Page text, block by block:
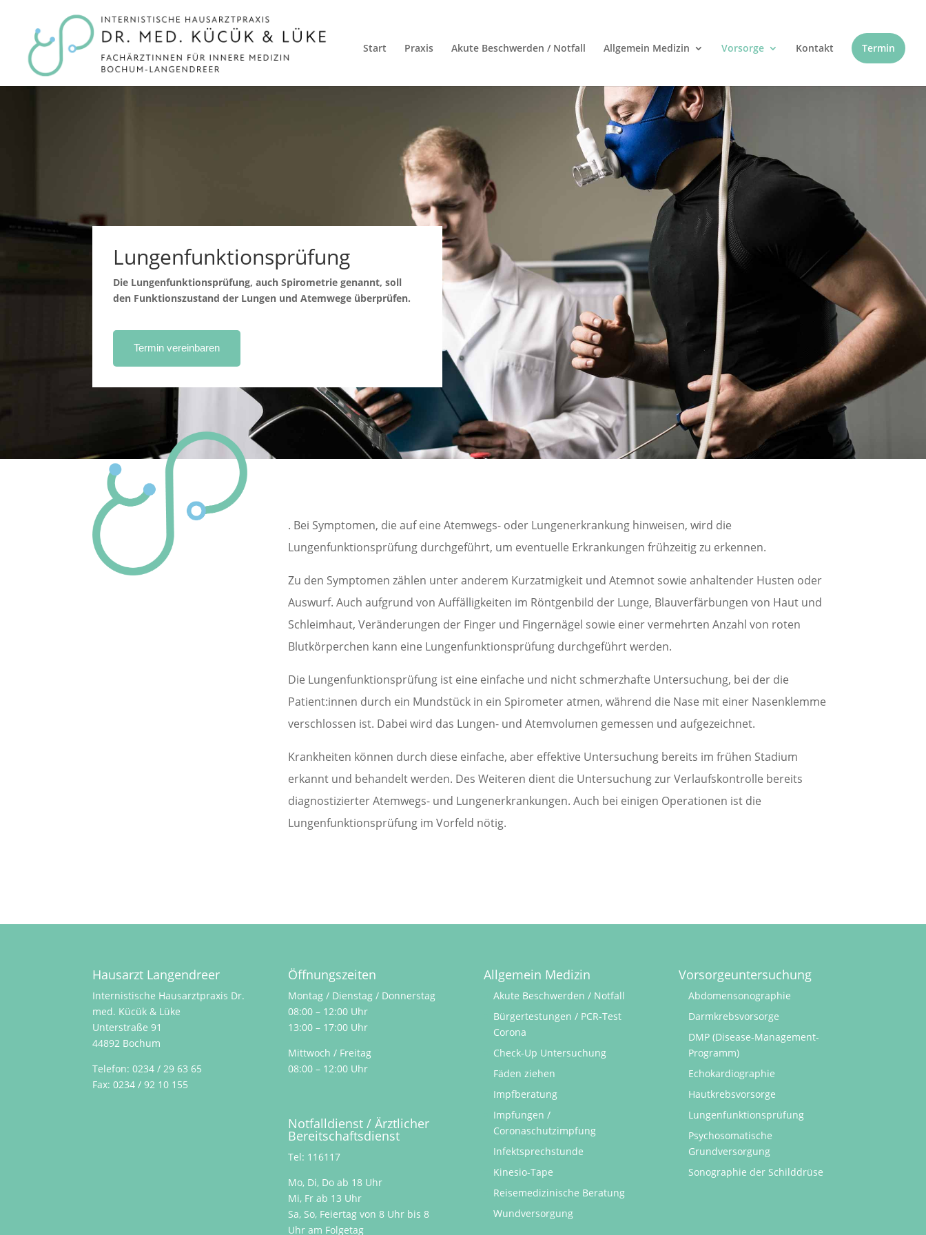
Start Praxis Akute Beschwerden / Notfall Allgemein Medizin Vorsorge Kontakt Termin
Lungenfunktionsprüfung
Die Lungenfunktionsprüfung, auch Spirometrie genannt, soll
den Funktionszustand der Lungen und Atemwege überprüfen.
Termin vereinbaren
. Bei Symptomen, die auf eine Atemwegs- oder Lungenerkrankung hinweisen, wird die
Lungenfunktionsprüfung durchgeführt, um eventuelle Erkrankungen frühzeitig zu erkennen.
Zu den Symptomen zählen unter anderem Kurzatmigkeit und Atemnot sowie anhaltender Husten oder
Auswurf. Auch aufgrund von Auffälligkeiten im Röntgenbild der Lunge, Blauverfärbungen von Haut und
Schleimhaut, Veränderungen der Finger und Fingernägel sowie einer vermehrten Anzahl von roten
Blutkörperchen kann eine Lungenfunktionsprüfung durchgeführt werden.
Die Lungenfunktionsprüfung ist eine einfache und nicht schmerzhafte Untersuchung, bei der die
Patient:innen durch ein Mundstück in ein Spirometer atmen, während die Nase mit einer Nasenklemme
verschlossen ist. Dabei wird das Lungen- und Atemvolumen gemessen und aufgezeichnet.
Krankheiten können durch diese einfache, aber effektive Untersuchung bereits im frühen Stadium
erkannt und behandelt werden. Des Weiteren dient die Untersuchung zur Verlaufskontrolle bereits
diagnostizierter Atemwegs- und Lungenerkrankungen. Auch bei einigen Operationen ist die
Lungenfunktionsprüfung im Vorfeld nötig.
Hausarzt Langendreer
Internistische Hausarztpraxis Dr.
med. Kücük & Lüke
Unterstraße 91
44892 Bochum
Telefon:0234 / 29 63 65
Fax: 0234 / 92 10 155
Öffnungszeiten
Montag / Dienstag / Donnerstag
08:00 – 12:00 Uhr
13:00 – 17:00 Uhr
Mittwoch / Freitag
08:00 – 12:00 Uhr
Notfalldienst / Ärztlicher
Bereitschaftsdienst
Tel: 116117
Mo, Di, Doab 18 Uhr
Mi, Frab 13 Uhr
Sa, So, Feiertagvon 8 Uhr bis 8
Uhr am Folgetag
Allgemein Medizin
Akute Beschwerden / Notfall
Bürgertestungen / PCR-Test
Corona
Check-Up Untersuchung
Fäden ziehen
Impfberatung
Impfungen /
Coronaschutzimpfung
Infektsprechstunde
Kinesio-Tape
Reisemedizinische Beratung
Wundversorgung
Vorsorgeuntersuchung
Abdomensonographie
Darmkrebsvorsorge
DMP (Disease-Management-
Programm)
Echokardiographie
Hautkrebsvorsorge
Lungenfunktionsprüfung
Psychosomatische
Grundversorgung
Sonographie der Schilddrüse